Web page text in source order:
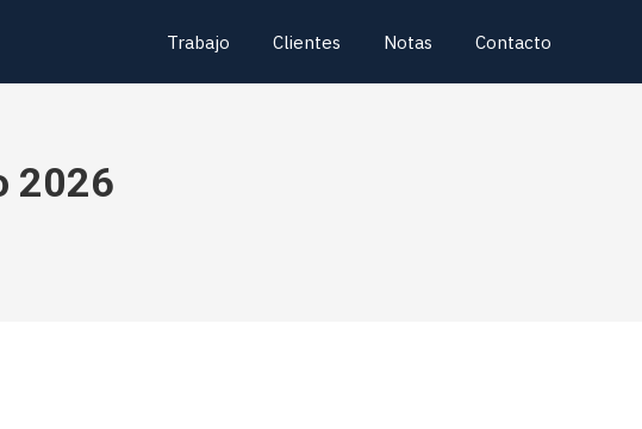
Trabajo Clientes Notas Contacto
2026